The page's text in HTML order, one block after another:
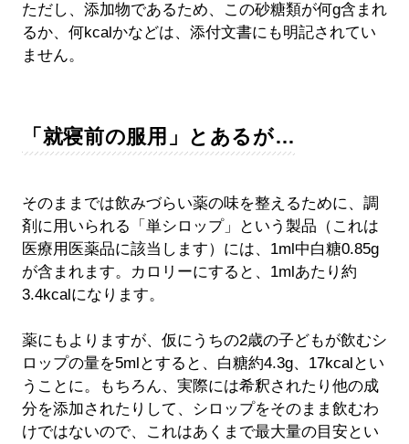
ただし、添加物であるため、この砂糖類が何g含まれ
るか、何kcalかなどは、添付文書にも明記されてい
ません。
「就寝前の服用」とあるが…
そのままでは飲みづらい薬の味を整えるために、調
剤に用いられる「単シロップ」という製品（これは
医療用医薬品に該当します）には、1ml中白糖0.85g
が含まれます。カロリーにすると、1mlあたり約
3.4kcalになります。
薬にもよりますが、仮にうちの2歳の子どもが飲むシ
ロップの量を5mlとすると、白糖約4.3g、17kcalとい
うことに。もちろん、実際には希釈されたり他の成
分を添加されたりして、シロップをそのまま飲むわ
けではないので、これはあくまで最大量の目安とい